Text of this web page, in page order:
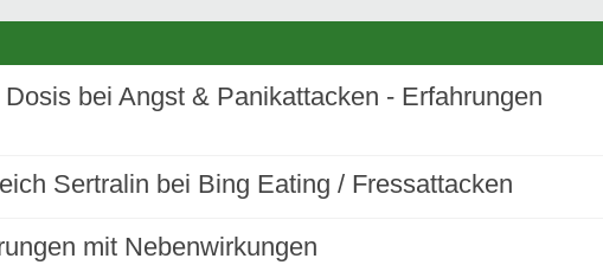
bei Angst & Panikattacken - Erfahrungen
Sertralin bei Bing Eating / Fressattacken
mit Nebenwirkungen